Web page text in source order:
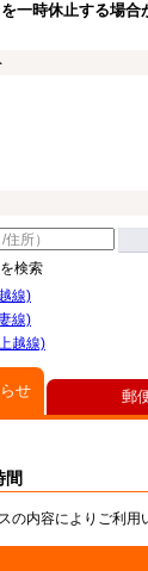
一時休止する場合
検索
線)
線)
越線)
せ
間
の内容によりご利用
郵